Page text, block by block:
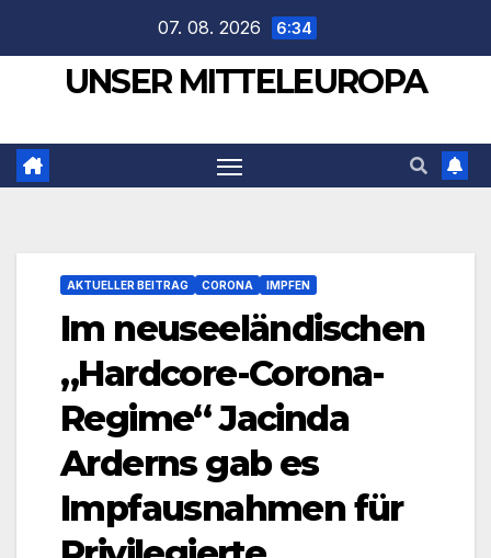
springen
07. 08. 2026 6:34
UNSER MITTELEUROPA
AKTUELLER BEITRAG CORONA IMPFEN
Im neuseeländischen
„Hardcore-Corona-
Regime“ Jacinda
Arderns gab es
Impfausnahmen für